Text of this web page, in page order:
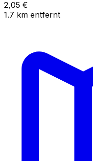
2,05 €
1.7 km entfernt